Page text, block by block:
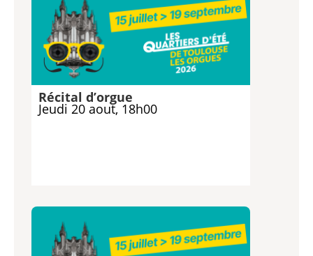
Récital d’orgue
Jeudi 20 aout, 18h00